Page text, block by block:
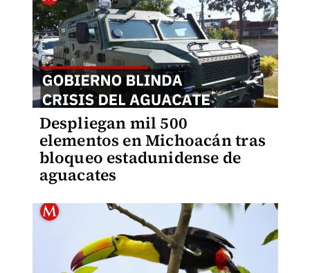
Despliegan mil 500
elementos en Michoacán tras
bloqueo estadunidense de
aguacates